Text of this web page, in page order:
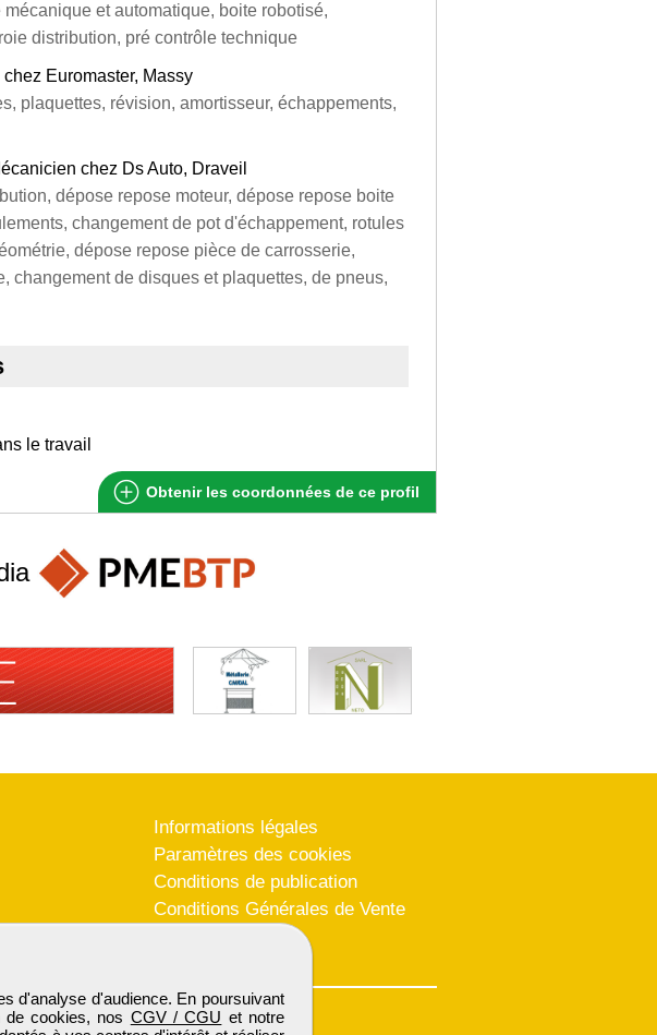
et automatique, boite robotisé,
distribution, pré contrôle technique
Euromaster, Massy
plaquettes, révision, amortisseur, échappements,
chez Ds Auto, Draveil
dépose repose moteur, dépose repose boite
changement de pot d'échappement, rotules
dépose repose pièce de carrosserie,
changement de disques et plaquettes, de pneus,
le travail
Obtenir les coordonnées de ce profil
d'analyse d'audience. En poursuivant
cookies, nos CGV / CGU et notre
Informations légales
Paramètres des cookies
Conditions de publication
Conditions Générales de Vente